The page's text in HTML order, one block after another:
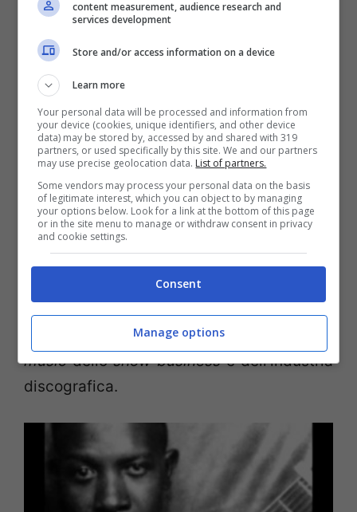
più osannato dal pubblico odierno, è senza
negli
articoliprecedenti come esempio di
artista blues di stampo ancora
sicuro più moderno di ciò che si sarebbe
potuto sentire anche pochi anni prima
delle sue performance.
Su di lui c’è per prima cosa da specificare
che non appartenne in nessun modo al
gruppo di artisti oggi identificato con lo
stile Chicago. Johnson fu a tutti gli effetti
delle piantagioni e la nascente
musicdelloshow businesse dell’industria
discografica.
content measurement, audience research and
services development
Store and/or access information on a device
Learn more
Your personal data will be processed and information from
your device (cookies, unique identifiers, and other device
data) may be stored by, accessed by and shared with 319
partners, or used specifically by this site. We and our partners
may use precise geolocation data. List of partners.
Some vendors may process your personal data on the basis
of legitimate interest, which you can object to by managing
your options below. Look for a link at the bottom of this page
or in the site menu to manage or withdraw consent in privacy
and cookie settings.
Consent
Manage options